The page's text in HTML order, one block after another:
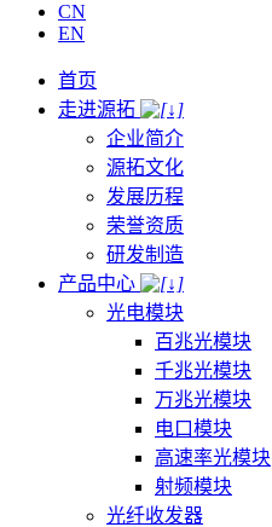
CN
EN
首页
走进源拓
企业简介
源拓文化
发展历程
荣誉资质
研发制造
产品中心
光电模块
百兆光模块
千兆光模块
万兆光模块
电口模块
高速率光模块
射频模块
光纤收发器